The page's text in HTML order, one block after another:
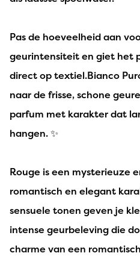
Pas de hoeveelheid aan
geurintensiteit en giet het
direct op textiel.Bianco
naar de frisse, schone
parfum met karakter dat
hangen. ✨
Rouge is een mysterieuze
romantisch en elegant
sensuele tonen geven je
intense geurbeleving die
charme van een